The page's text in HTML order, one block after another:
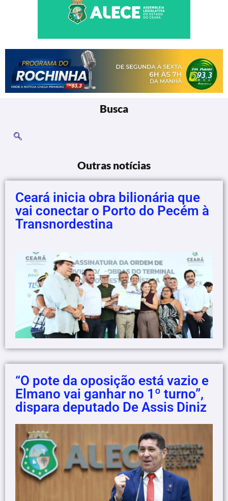
Busca
Outras notícias
Ceará inicia obra bilionária que
vai conectar o Porto do Pecém à
Transnordestina
“O pote da oposição está vazio e
Elmano vai ganhar no 1º turno”,
dispara deputado De Assis Diniz